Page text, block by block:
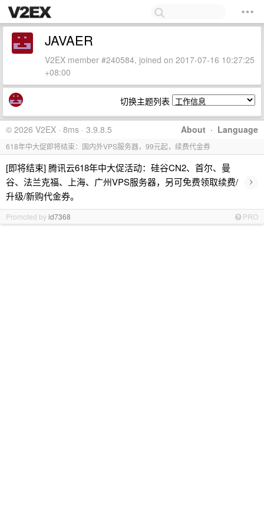
JAVAER
V2EX member #240584, joined on 2017-07-16 10:27:25
+08:00
切换主题列表
About · Language
© 2026 V2EX · 8ms · 3.9.8.5
618年中大促即将结束：国内外VPS服务器，99元起，续费代金券
[即将结束] 腾讯云618年中大促活动：硅谷CN2、首尔、曼
谷、法兰克福、上海、广州VPS服务器，另可免费领取续费/
升级/新购代金券。
›
Promoted byid7368 PRO